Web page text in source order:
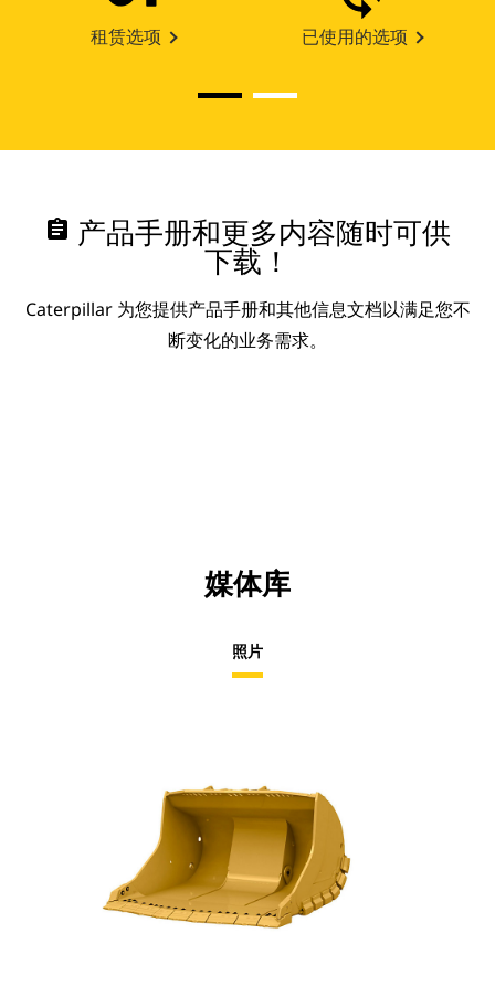
租赁选项 已使用的选项
assignment 产品手册和更多内容随时可供
下载！
Caterpillar 为您提供产品手册和其他信息文档以满足您不
断变化的业务需求。
媒体库
照片